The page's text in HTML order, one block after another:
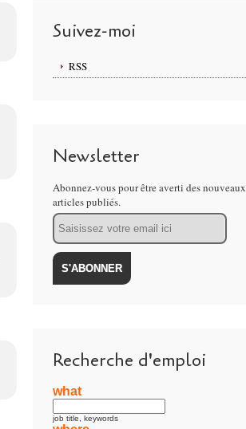
Suivez-moi
RSS
Newsletter
Abonnez-vous pour être averti des nouveaux
articles publiés.
Email
Recherche d'emploi
what
job title, keywords